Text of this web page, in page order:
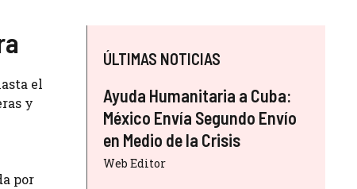
el
y
por
ÚLTIMAS NOTICIAS
Ayuda Humanitaria a Cuba:
México Envía Segundo Envío
en Medio de la Crisis
Web Editor